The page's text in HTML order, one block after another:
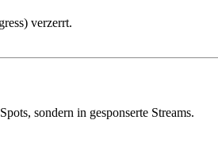
verzerrt.
sondern in gesponserte Streams.